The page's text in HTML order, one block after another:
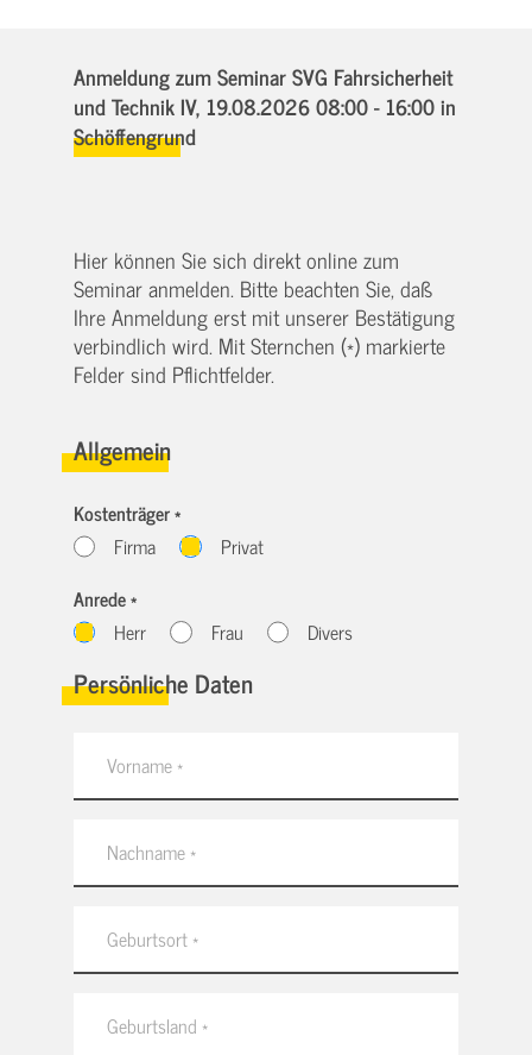
Anmeldung zum Seminar SVG Fahrsicherheit
und Technik IV, 19.08.2026 08:00 - 16:00in
Schöffengrund
Hier können Sie sich direkt online zum
Seminar anmelden. Bitte beachten Sie, daß
Ihre Anmeldung erst mit unserer Bestätigung
verbindlich wird. Mit Sternchen (*) markierte
Felder sind Pflichtfelder.
Allgemein
Kostenträger *
Firma
Privat
Anrede *
Herr
Frau Divers
Persönliche Daten